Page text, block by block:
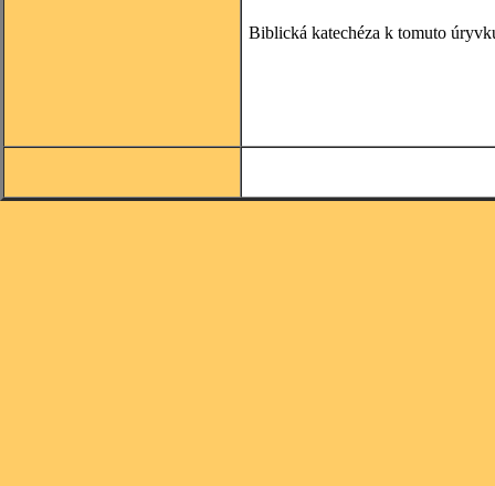
Biblická katechéza k tomuto